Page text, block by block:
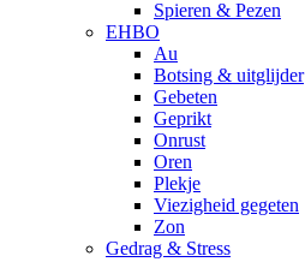
Spieren & Pezen
EHBO
Au
Botsing & uitglijder
Gebeten
Geprikt
Onrust
Oren
Plekje
Viezigheid gegeten
Zon
Gedrag & Stress